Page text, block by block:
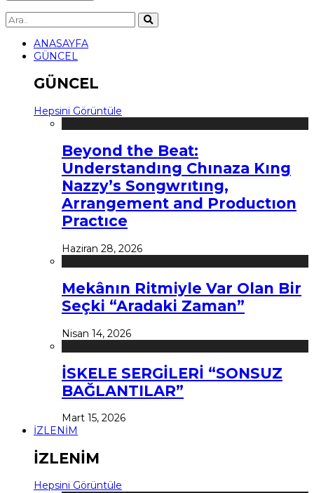
ANASAYFA
GÜNCEL
GÜNCEL
Hepsini Görüntüle
Beyond the Beat:
Understandıng Chınaza Kıng
Nazzy’s Songwrıtıng,
Arrangement and Productıon
Practıce
Haziran 28, 2026
Mekânın Ritmiyle Var Olan Bir
Seçki “Aradaki Zaman”
Nisan 14, 2026
İSKELE SERGİLERİ “SONSUZ
BAĞLANTILAR”
Mart 15, 2026
İZLENİM
İZLENİM
Hepsini Görüntüle